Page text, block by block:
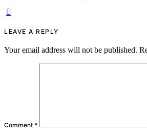
LEAVE A REPLY
Your email address will not be published.
Comment *